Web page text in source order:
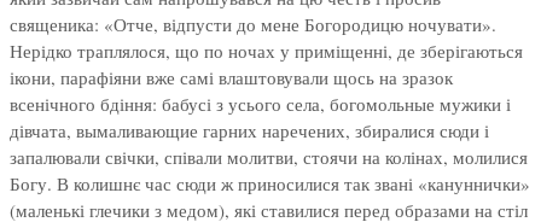
священика: «Отче, відпусти до мене Богородицю ночувати».
Нерідко траплялося, що по ночах у приміщенні, де зберігаються
ікони, парафіяни вже самі влаштовували щось на зразок
всенічного бдіння: бабусі з усього села, богомольные мужики і
дівчата, вымаливающие гарних наречених, збиралися сюди і
запалювали свічки, співали молитви, стоячи на колінах, молилися
Богу. В колишнє час сюди ж приносилися так звані «кануннички»
(маленькі глечики з медом), які ставилися перед образами на стіл